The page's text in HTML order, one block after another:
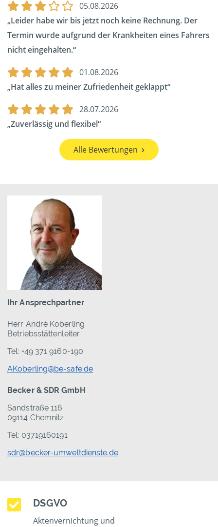
05.08.2026
Leider habe wir bis jetzt noch keine Rechnung. Der
Termin wurde aufgrund der Krankheiten eines Fahrers
nicht eingehalten.
01.08.2026
Hat alles zu meiner Zufriedenheit geklappt
28.07.2026
Zuverlässig und flexibel
Alle Bewertungen
Ihr Ansprechpartner
Herr Andrè Koberling
Betriebsstättenleiter
Tel: +49 371 9160-190
AKoberling@be-safe.de
Becker & SDR GmbH
Sandstraße 116
09114 Chemnitz
Tel: 03719160191
sdr@becker-umweltdienste.de
DSGVO
Aktenvernichtung und